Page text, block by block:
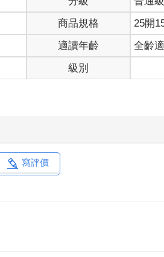
？」
頭怎麼說的？說你晚節不保，想當
貨真價實，等等被我老婆聽見你的胡
說只是照慣例拋了個媚眼就被推倒
？」
來格外懾人。
我有說錯、錯話嗎？」
什麼事情能讓他立刻翻臉、是絕對的
聲聲不負責任，難道是他願意的嗎？
商品規格
25開
適讀年齡
全齡
級別
寫評價